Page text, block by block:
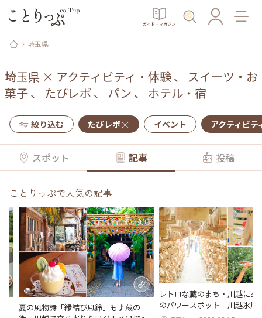
ガイド・マガジン
埼玉県
埼玉県 × アクティビティ・体験、 スイーツ・お
菓子、 たびレポ 、 パン 、 ホテル・宿
絞り込む たびレポ イベント アクティビテ
スポット 記事 投稿
ことりっぷで人気の記事
夏の風物詩「縁結び風鈴」も♪蔵の
レトロな蔵のまち・川越にあ
のパワースポット「川越氷川